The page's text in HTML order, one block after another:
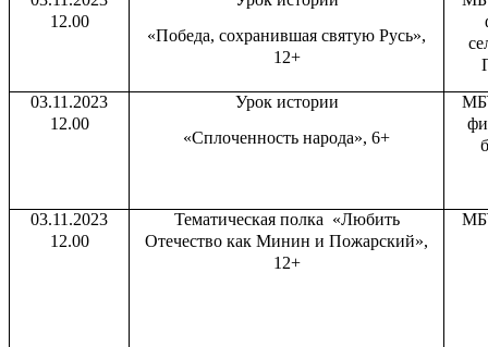
12.00
«Победа, сохранившая святую Русь»,
12+
03.11.2023
12.00
Урок истории
«Сплоченность народа», 6+
03.11.2023
12.00
Тематическая полка «Любить
Отечество как Минин и Пожарский»,
12+